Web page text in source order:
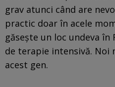
grav atunci când are
practic doar în acele
găsește un loc undeva în
de terapie intensivă. Noi
acest gen.